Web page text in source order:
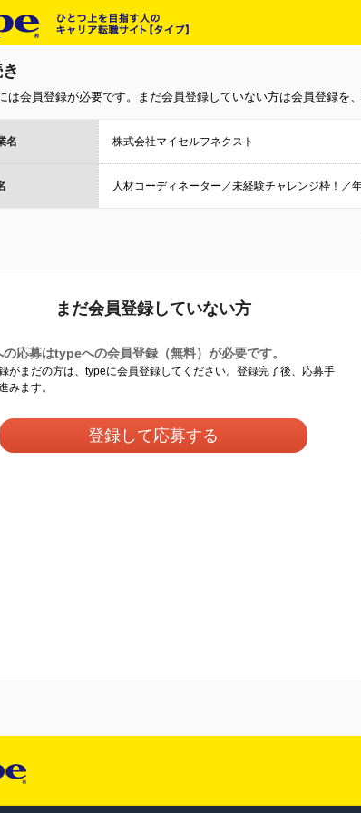
は会員登録が必要です。まだ会員登録していない方は会員登録を
名 株式会社マイセルフネクスト
人材コーディネーター／未経験チャレンジ枠！／
まだ会員登録していない方
の応募はtypeへの会員登録（無料）が必要です。
がまだの方は、typeに会員登録してください。登録完了後、応募手
みます。
登録して応募する